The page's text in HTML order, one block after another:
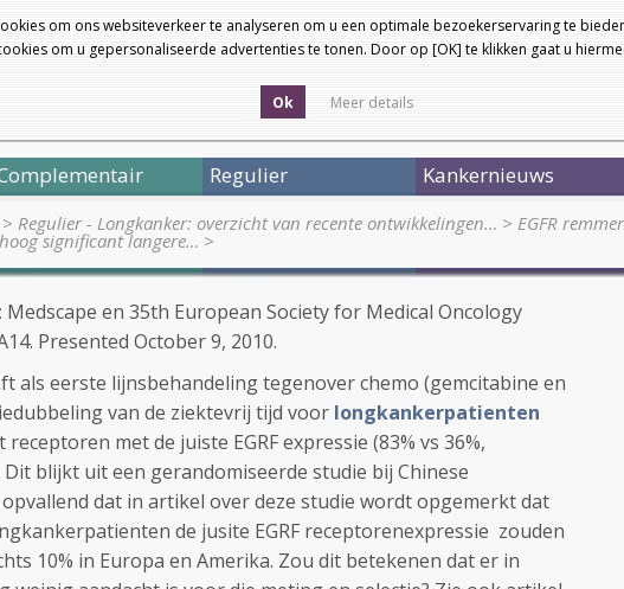
om ons websiteverkeer te analyseren om u een optimale bezoekerservaring te
om u gepersonaliseerde advertenties te tonen. Door op [OK] te klikken gaat u
Ok Meer details
Regulier Kankernieuws
Regulier - Longkanker: overzicht van recente ontwikkelingen… > EGFR
significant langere… >
en 35th European Society for Medical Oncology
Presented October 9, 2010.
als eerste lijnsbehandeling tegenover chemo (gemcitabine en
van de ziektevrij tijd voor longkankerpatienten
receptoren met de juiste EGRF expressie (83% vs 36%,
Dit blijkt uit een gerandomiseerde studie bij Chinese
dat in artikel over deze studie wordt opgemerkt dat
de jusite EGRF receptorenexpressie zouden
10% in Europa en Amerika. Zou dit betekenen dat er in